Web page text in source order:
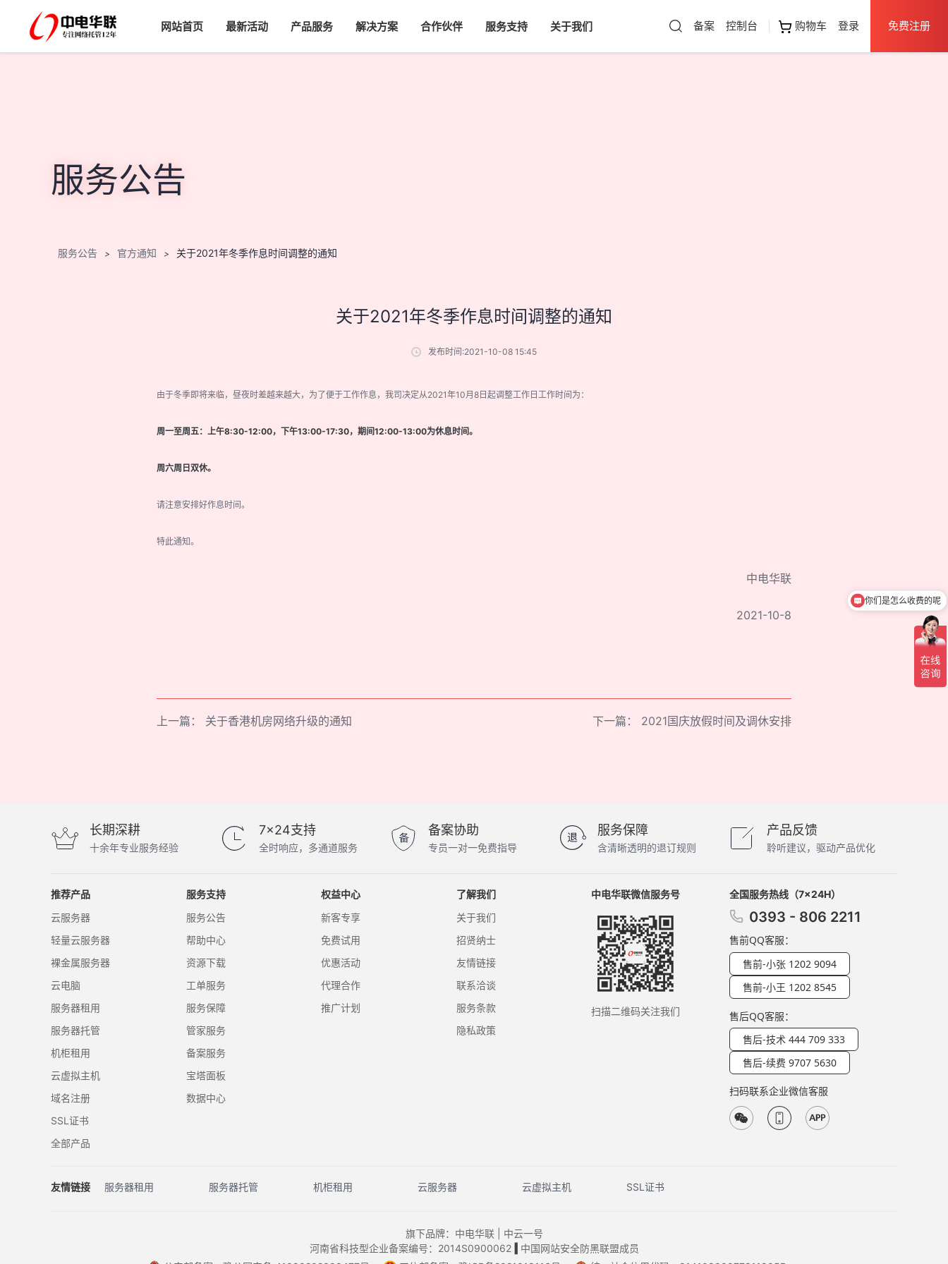
网站首页 最新活动 产品服务 解决方案 合作伙伴 服务支持 关于我们 备案 控制台 购物车 登录 免费注册
服务公告
服务公告 > 官方通知 > 关于2021年冬季作息时间调整的通知
关于2021年冬季作息时间调整的通知
发布时间:2021-10-08 15:45
由于冬季即将来临，昼夜时差越来越大，为了便于工作作息，我司决定从2021年10月8日起调整工作日工作时间为：
周一至周五：上午8:30-12:00，下午13:00-17:30，期间12:00-13:00为休息时间。
周六周日双休。
请注意安排好作息时间。
特此通知。
中电华联
2021-10-8
上一篇： 关于香港机房网络升级的通知 下一篇： 2021国庆放假时间及调休安排
长期深耕
十余年专业服务经验
7×24支持
全时响应，多通道服务
备案协助
专员一对一免费指导
服务保障
含清晰透明的退订规则
产品反馈
聆听建议，驱动产品优化
推荐产品
云服务器
轻量云服务器
裸金属服务器
云电脑
服务器租用
服务器托管
机柜租用
云虚拟主机
域名注册
SSL证书
全部产品
服务支持
服务公告
帮助中心
资源下载
工单服务
服务保障
管家服务
备案服务
宝塔面板
数据中心
权益中心
新客专享
免费试用
优惠活动
代理合作
推广计划
了解我们
关于我们
招贤纳士
友情链接
联系洽谈
服务条款
隐私政策
中电华联微信服务号
扫描二维码关注我们
全国服务热线（7×24H）
0393 - 806 2211
售前QQ客服：
售前-小张 1202 9094
售前-小王 1202 8545
售后QQ客服：
售后-技术 444 709 333
售后-续费 9707 5630
扫码联系企业微信客服
友情链接 服务器租用 服务器托管 机柜租用 云服务器 云虚拟主机 SSL证书
旗下品牌：中电华联 | 中云一号
河南省科技型企业备案编号：2014S0900062‖ 中国网站安全防黑联盟成员
你们是怎么收费的呢